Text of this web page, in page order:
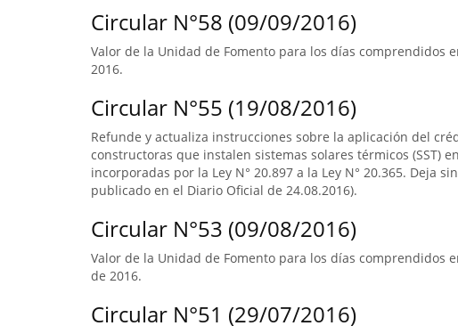
Circular N°58 (09/09/2016)
Valor de la Unidad de Fomento para los días comprendidos
2016.
Circular N°55 (19/08/2016)
Refunde y actualiza instrucciones sobre la aplicación del
constructoras que instalen sistemas solares térmicos (SST)
incorporadas por la Ley N° 20.897 a la Ley N° 20.365. Deja
publicado en el Diario Oficial de 24.08.2016).
Circular N°53 (09/08/2016)
Valor de la Unidad de Fomento para los días comprendidos
de 2016.
Circular N°51 (29/07/2016)